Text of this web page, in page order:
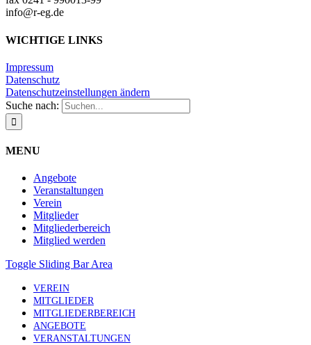
info@r-eg.de
WICHTIGE LINKS
Impressum
Datenschutz
Datenschutzeinstellungen ändern
Suche nach:
MENU
Angebote
Veranstaltungen
Verein
Mitglieder
Mitgliederbereich
Mitglied werden
Toggle Sliding Bar Area
VEREIN
MITGLIEDER
MITGLIEDERBEREICH
ANGEBOTE
VERANSTALTUNGEN